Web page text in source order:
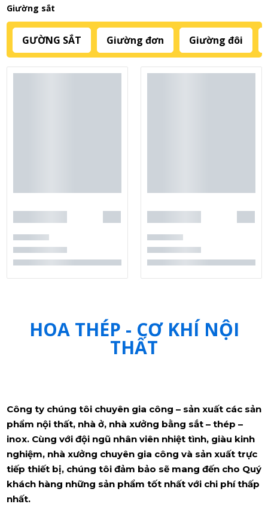
Giường sắt
GƯỜNG SẮT Giường đơn Giường đôi
HOA THÉP - CƠ KHÍ NỘI
THẤT
Công ty chúng tôi chuyên gia công – sản xuất các sản
phẩm nội thất, nhà ở, nhà xưởng bằng sắt – thép –
inox. Cùng với đội ngũ nhân viên nhiệt tình, giàu kinh
nghiệm, nhà xưởng chuyên gia công và sản xuất trực
tiếp thiết bị, chúng tôi đảm bảo sẽ mang đến cho Quý
khách hàng những sản phẩm tốt nhất với chi phí thấp
nhất.